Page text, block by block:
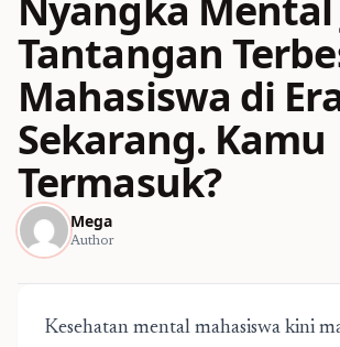
Tantangan
Mahasiswa di
Sekarang. Kamu
Termasuk?
Mega
Author
Kesehatan mental mahasiswa kini